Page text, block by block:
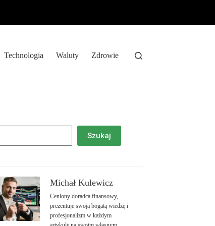
Technologia Waluty Zdrowie
Szukaj
Michał Kulewicz
Ceniony doradca finansowy,
prezentuje swoją bogatą wiedzę i
profesjonalizm w każdym